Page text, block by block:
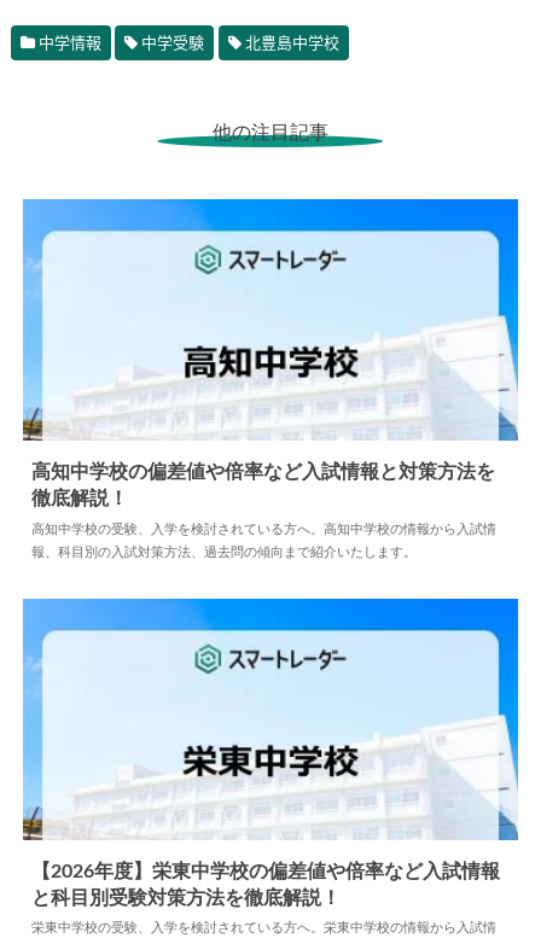
中学情報 中学受験 北豊島中学校
他の注目記事
中学情報 2024.04.02
高知中学校の偏差値や倍率など入試情報と対策方法を
徹底解説！
高知中学校の受験、入学を検討されている方へ。高知中学校の情報から入試情
報、科目別の入試対策方法、過去問の傾向まで紹介いたします。
中学情報 2025.04.15
【2026年度】栄東中学校の偏差値や倍率など入試情報
と科目別受験対策方法を徹底解説！
栄東中学校の受験、入学を検討されている方へ。栄東中学校の情報から入試情